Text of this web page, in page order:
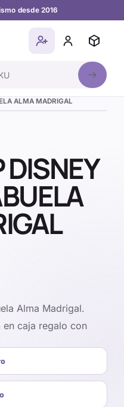
desde 2016
ALMA MADRIGAL
DISNEY
Alma Madrigal.
en caja regalo con